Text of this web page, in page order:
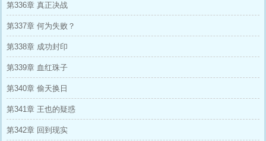
第336章 真正决战
第337章 何为失败？
第338章 成功封印
第339章 血红珠子
第340章 偷天换日
第341章 王也的疑惑
第342章 回到现实